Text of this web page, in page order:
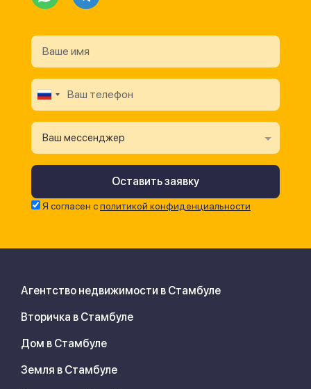
Ваш мессенджер
Я согласен сполитикой конфиденциальности
Агентство недвижимости в Стамбуле
Вторичка в Стамбуле
Дом в Стамбуле
Земля в Стамбуле